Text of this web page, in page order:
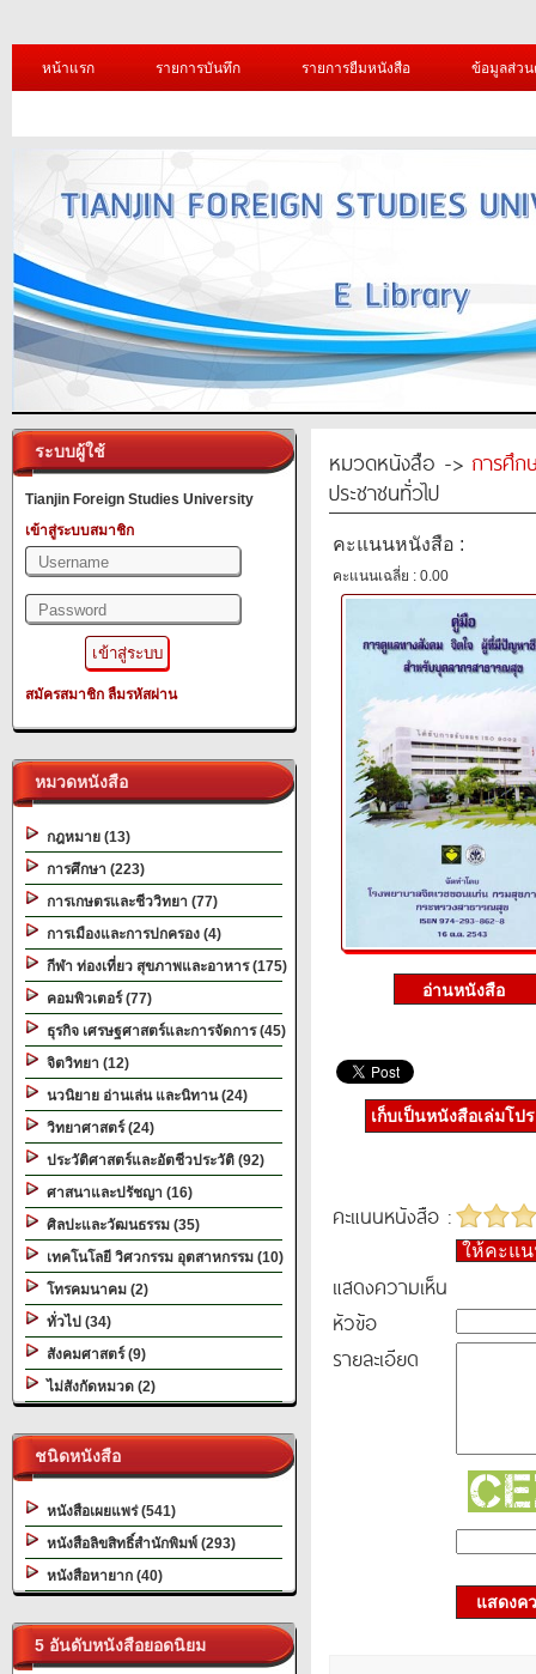
หน้าแรก รายการบันทึก รายการยืมหนังสือ ข้อมูลส่ว
ระบบผู้ใช้
Tianjin Foreign Studies University
เข้าสู่ระบบสมาชิก
สมัครสมาชิก ลืมรหัสผ่าน
หมวดหนังสือ
กฎหมาย (13)
การศึกษา (223)
การเกษตรและชีววิทยา (77)
การเมืองและการปกครอง (4)
กีฬา ท่องเที่ยว สุขภาพและอาหาร (175)
คอมพิวเตอร์ (77)
ธุรกิจ เศรษฐศาสตร์และการจัดการ (45)
จิตวิทยา (12)
นวนิยาย อ่านเล่น และนิทาน (24)
วิทยาศาสตร์ (24)
ประวัติศาสตร์และอัตชีวประวัติ (92)
ศาสนาและปรัชญา (16)
ศิลปะและวัฒนธรรม (35)
เทคโนโลยี วิศวกรรม อุตสาหกรรม (10)
โทรคมนาคม (2)
ทั่วไป (34)
สังคมศาสตร์ (9)
ไม่สังกัดหมวด (2)
ชนิดหนังสือ
หนังสือเผยแพร่ (541)
หนังสือลิขสิทธิ์สำนักพิมพ์ (293)
หนังสือหายาก (40)
5 อันดับหนังสือยอดนิยม
หมวดหนังสือ -> การศึก
ประชาชนทั่วไป
คะแนนหนังสือ :
คะแนนเฉลี่ย : 0.00
เก็บเป็นหนังสือเล่มโป
คะแนนหนังสือ :
ให้คะแ
แสดงความเห็น
หัวข้อ
รายละเอียด
แสดงค